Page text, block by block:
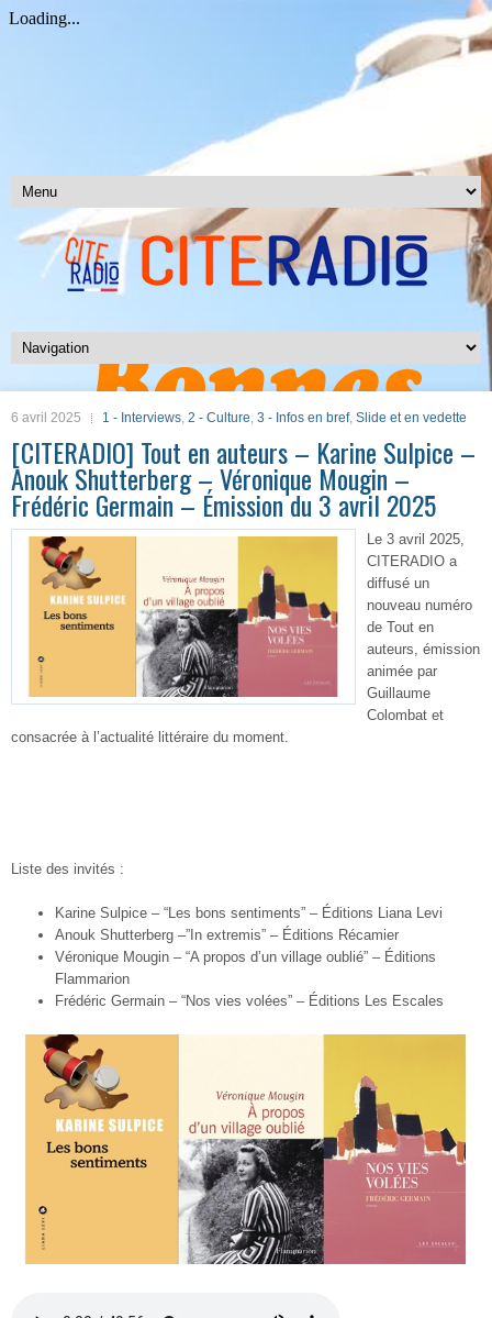
6 avril 2025 1 - Interviews, 2 - Culture, 3 - Infos en bref, Slide et en vedette
[CITERADIO] Tout en auteurs – Karine Sulpice –
Anouk Shutterberg – Véronique Mougin –
Frédéric Germain – Émission du 3 avril 2025
Le 3 avril 2025,
CITERADIO a
diffusé un
nouveau numéro
de Tout en
auteurs, émission
animée par
Guillaume
Colombat et
consacrée à l’actualité littéraire du moment.
Liste des invités :
Karine Sulpice – “Les bons sentiments” – Éditions Liana Levi
Anouk Shutterberg –”In extremis” – Éditions Récamier
Véronique Mougin – “A propos d’un village oublié” – Éditions
Flammarion
Frédéric Germain – “Nos vies volées” – Éditions Les Escales